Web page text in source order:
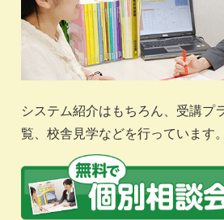
システム紹介はもちろん、受講プ
覧、校舎見学などを行っています。